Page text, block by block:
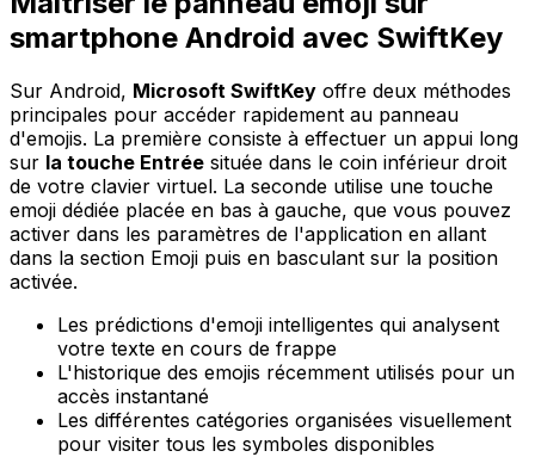
smartphone Android avec SwiftKey
Sur Android, Microsoft SwiftKey offre deux méthodes
principales pour accéder rapidement au panneau
d'emojis. La première consiste à effectuer un appui long
sur la touche Entrée située dans le coin inférieur droit
de votre clavier virtuel. La seconde utilise une touche
emoji dédiée placée en bas à gauche, que vous pouvez
activer dans les paramètres de l'application en allant
dans la section Emoji puis en basculant sur la position
activée.
Les prédictions d'emoji intelligentes qui analysent
votre texte en cours de frappe
L'historique des emojis récemment utilisés pour un
accès instantané
Les différentes catégories organisées visuellement
pour visiter tous les symboles disponibles